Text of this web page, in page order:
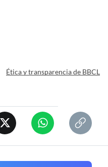
Ética y transparencia de BBCL